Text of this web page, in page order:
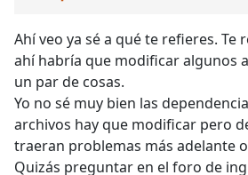
Ahí veo ya sé a qué te refieres. Te
ahí habría que modificar algunos
un par de cosas.
Yo no sé muy bien las
archivos hay que modificar pero
traeran problemas más adelante
Quizás preguntar en el foro de